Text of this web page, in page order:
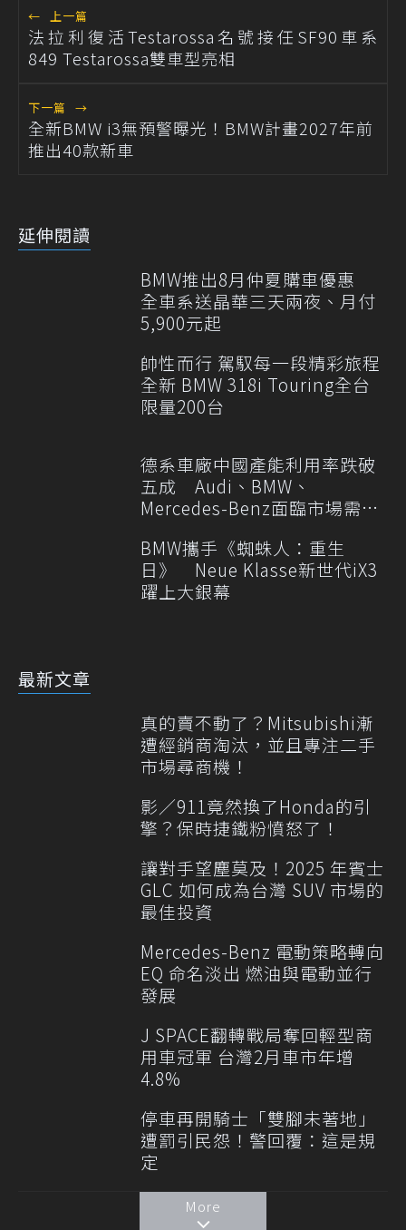
← 上一篇
法拉利復活Testarossa名號接任SF90車系
849 Testarossa雙車型亮相
下一篇 →
全新BMW i3無預警曝光！BMW計畫2027年前
推出40款新車
延伸閱讀
BMW推出8月仲夏購車優惠
全車系送晶華三天兩夜、月付
5,900元起
帥性而行 駕馭每一段精彩旅程
全新 BMW 318i Touring全台
限量200台
德系車廠中國產能利用率跌破
五成 Audi、BMW、
Mercedes-Benz面臨市場需求
BMW攜手《蜘蛛人：重生
日》 Neue Klasse新世代iX3
躍上大銀幕
最新文章
真的賣不動了？Mitsubishi漸
遭經銷商淘汰，並且專注二手
市場尋商機！
影／911竟然換了Honda的引
擎？保時捷鐵粉憤怒了！
讓對手望塵莫及！2025 年賓士
GLC 如何成為台灣 SUV 市場的
最佳投資
Mercedes-Benz 電動策略轉向
EQ 命名淡出 燃油與電動並行
發展
J SPACE翻轉戰局奪回輕型商
用車冠軍 台灣2月車市年增
4.8%
停車再開騎士「雙腳未著地」
遭罰引民怨！警回覆：這是規
定
More